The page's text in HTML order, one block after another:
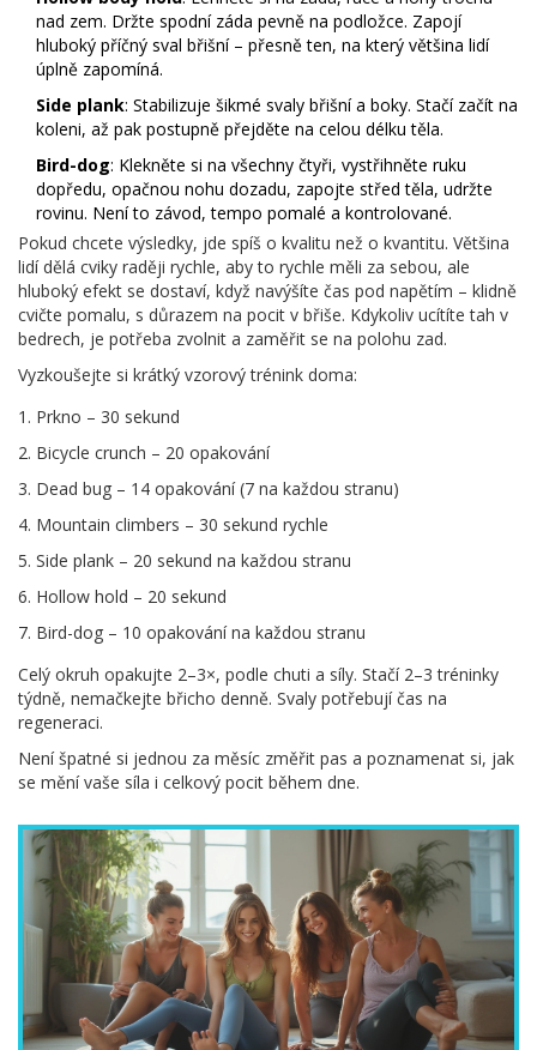
nad zem. Držte spodní záda pevně na podložce. Zapojí
hluboký příčný sval břišní – přesně ten, na který většina lidí
úplně zapomíná.
Side plank: Stabilizuje šikmé svaly břišní a boky. Stačí začít na
koleni, až pak postupně přejděte na celou délku těla.
Bird-dog: Klekněte si na všechny čtyři, vystřihněte ruku
dopředu, opačnou nohu dozadu, zapojte střed těla, udržte
rovinu. Není to závod, tempo pomalé a kontrolované.
Pokud chcete výsledky, jde spíš o kvalitu než o kvantitu. Většina
lidí dělá cviky raději rychle, aby to rychle měli za sebou, ale
hluboký efekt se dostaví, když navýšíte čas pod napětím – klidně
cvičte pomalu, s důrazem na pocit v břiše. Kdykoliv ucítíte tah v
bedrech, je potřeba zvolnit a zaměřit se na polohu zad.
Vyzkoušejte si krátký vzorový trénink doma:
Prkno – 30 sekund
Bicycle crunch – 20 opakování
Dead bug – 14 opakování (7 na každou stranu)
Mountain climbers – 30 sekund rychle
Side plank – 20 sekund na každou stranu
Hollow hold – 20 sekund
Bird-dog – 10 opakování na každou stranu
Celý okruh opakujte 2–3×, podle chuti a síly. Stačí 2–3 tréninky
týdně, nemačkejte břicho denně. Svaly potřebují čas na
regeneraci.
Není špatné si jednou za měsíc změřit pas a poznamenat si, jak
se mění vaše síla i celkový pocit během dne.